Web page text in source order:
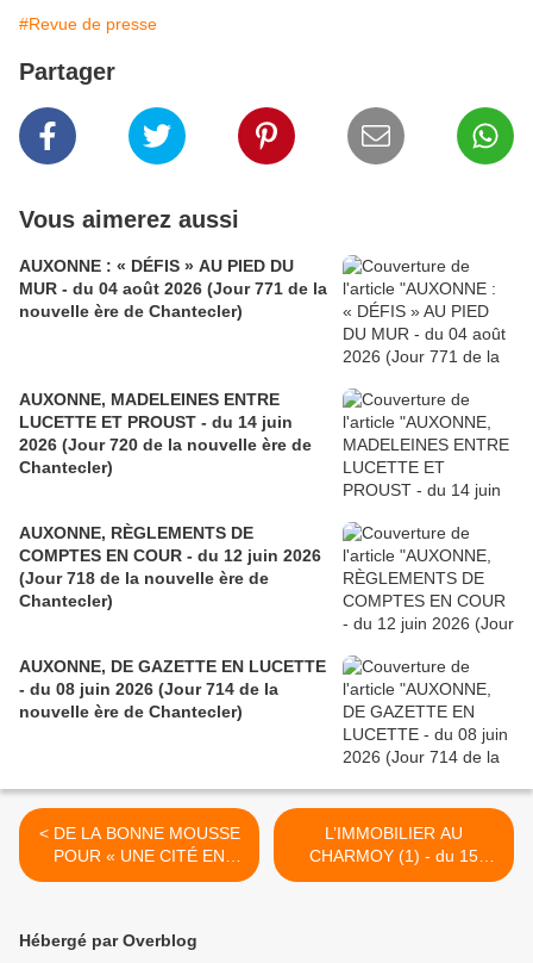
#Revue de presse
Partager
Vous aimerez aussi
AUXONNE : « DÉFIS » AU PIED DU
MUR - du 04 août 2026 (Jour 771 de la
nouvelle ère de Chantecler)
AUXONNE, MADELEINES ENTRE
LUCETTE ET PROUST - du 14 juin
2026 (Jour 720 de la nouvelle ère de
Chantecler)
AUXONNE, RÈGLEMENTS DE
COMPTES EN COUR - du 12 juin 2026
(Jour 718 de la nouvelle ère de
Chantecler)
AUXONNE, DE GAZETTE EN LUCETTE
- du 08 juin 2026 (Jour 714 de la
nouvelle ère de Chantecler)
< DE LA BONNE MOUSSE
POUR « UNE CITÉ EN
PLEINE EFFERVESCENCE
négatif fondateur)
L’IMMOBILIER AU
CHARMOY (1) - du 15
octobre 2016 (J+2859
Hébergé par Overblog